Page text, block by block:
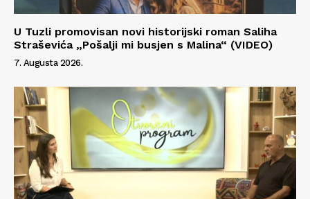
Info
O nama
Kontakt
Impressum
U Tuzli promovisan novi historijski roman Saliha
Straševića „Pošalji mi busjen s Malina“ (VIDEO)
7. Augusta 2026.